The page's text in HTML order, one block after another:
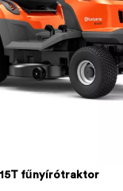
fűnyírótraktor